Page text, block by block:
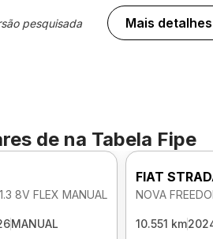
pesquisada Mais detalhes
de na Tabela Fipe
8V FLEX MANUAL
MANUAL
FIAT
NOVA
10.551 km